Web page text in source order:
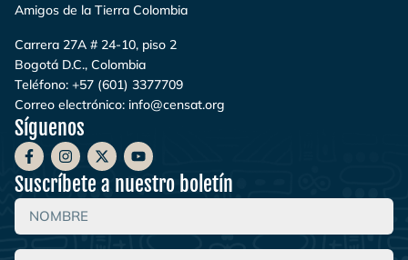
Amigos de la Tierra Colombia
Carrera 27A # 24-10, piso 2
Bogotá D.C., Colombia
Teléfono: +57 (601) 3377709
Correo electrónico: info@censat.org
Síguenos
Suscríbete a nuestro boletín